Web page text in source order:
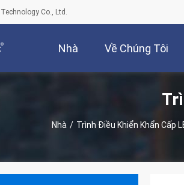
Co., Ltd.
Nhà Về Chúng Tôi
Nhà / Trình Điều Khiển Khẩn Cấp